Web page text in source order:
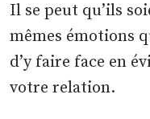
Il se peut qu’ils
mêmes émotions
d’y faire face en
votre relation.